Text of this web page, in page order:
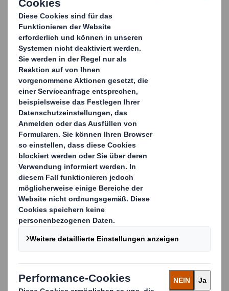
Konsumgüterverpackungen
In einem Markt, in dem rund 70% der
Kaufentscheidungen am Point-of-Sale fallen,
muss sich Ihr Produkt von der Masse abheben.
Dies erreichen Sie durch
aufmerksamkeitsstarke
Verkaufsverpackungen.
KONTAKTIEREN SIE UNS FÜR
WEITERE INFORMATIONEN